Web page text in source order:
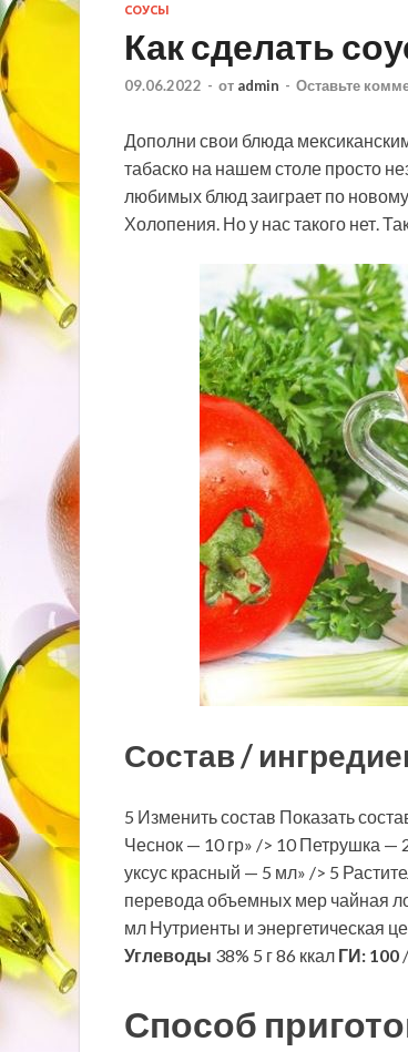
СОУСЫ
Как сделать
09.06.2022 - от admin - Оставьте
Дополни свои блюда
табаско на нашем столе просто
любимых блюд заиграет по
Холопения. Но у нас такого нет.
Состав /
5 Изменить состав Показать
Чеснок — 10 гр» /> 10 Петрушка —
уксус красный — 5 мл» /> 5
перевода объемных мер чайная
мл Нутриенты и энергетическая
Углеводы 38% 5 г 86 ккал ГИ: 100 /
Способ